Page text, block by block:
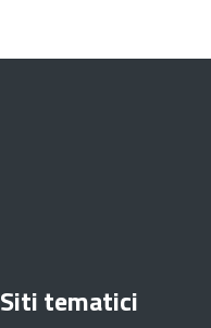
Siti tematici